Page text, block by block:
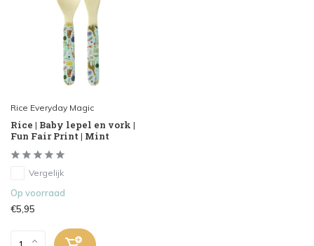
Rice Everyday Magic
Rice | Baby lepel en vork |
Fun Fair Print | Mint
Vergelijk
Op voorraad
€5,95